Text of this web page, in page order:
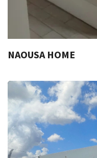
NAOUSA HOME